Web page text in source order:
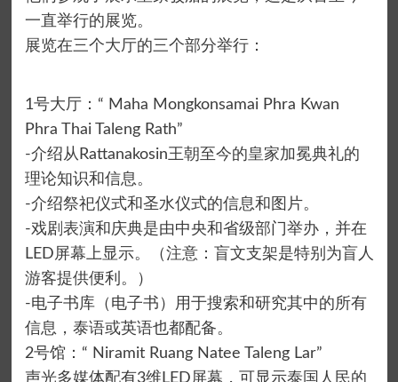
一直举行的展览。
展览在三个大厅的三个部分举行：
1号大厅：“ Maha Mongkonsamai Phra Kwan
Phra Thai Taleng Rath”
-介绍从Rattanakosin王朝至今的皇家加冕典礼的
理论知识和信息。
-介绍祭祀仪式和圣水仪式的信息和图片。
-戏剧表演和庆典是由中央和省级部门举办，并在
LED屏幕上显示。（注意：盲文支架是特别为盲人
游客提供便利。）
-电子书库（电子书）用于搜索和研究其中的所有
信息，泰语或英语也都配备。
2号馆：“ Niramit Ruang Natee Taleng Lar”